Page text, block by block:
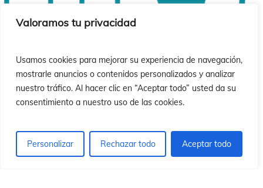
Valoramos tu privacidad
Usamos cookies para mejorar su experiencia de navegación,
mostrarle anuncios o contenidos personalizados y analizar
nuestro tráfico. Al hacer clic en “Aceptar todo” usted da su
consentimiento a nuestro uso de las cookies.
Personalizar Rechazar todo Aceptar todo